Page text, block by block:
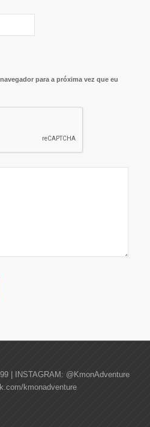
para a próxima vez que eu
| INSTAGRAM: @KmonAdventure
kmonadventure